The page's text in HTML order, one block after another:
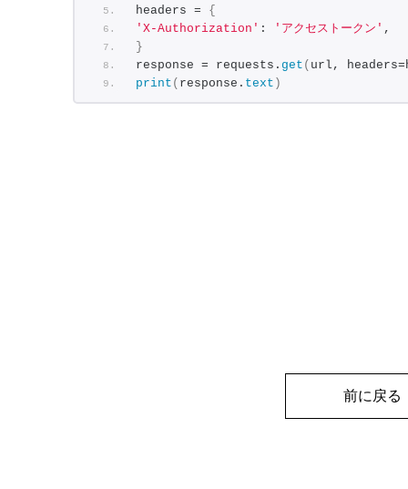
headers = {
'X-Authorization' : 'アクセストークン' ,
}
response = requests. get ( url,
print ( response. text )
前に戻る